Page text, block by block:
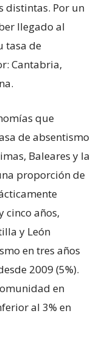
distintas. Por un
llegado al
tasa de
Cantabria,
que
de absentismo
Baleares y la
proporción de
cinco años,
y León
en tres años
2009 (5%).
en
al 3% en